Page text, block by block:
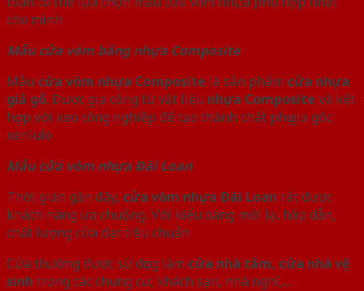
cho mình
Mẫu cửa vòm bằng nhựa Composite
Mẫu cửa vòm nhựa Composite là sản phẩm cửa nhựa
giả gỗ. Được gia công từ vật liệu nhựa Composite và kết
hợp với keo công nghiệp để tạo thành chất phụ gia gốc
xenlulo
Mẫu cửa vòm nhựa Đài Loan
Thời gian gần đây, cửa vòm nhựa Đài Loan rất được
khách hàng ưa chuộng. Với kiểu dáng mới lạ, hấp dẫn,
chất lượng cửa đạt tiêu chuẩn
Cửa thường được sử dụng làm cửa nhà tắm, cửa nhà vệ
sinh trong các chung cư, khách sạn, nhà nghỉ,…